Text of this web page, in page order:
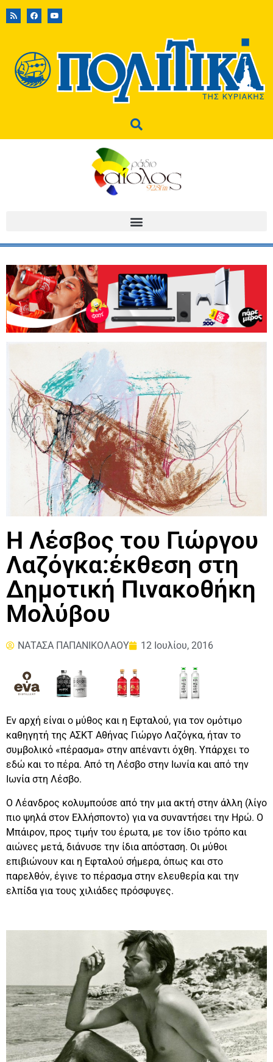
Η Λέσβος του Γιώργου
Λαζόγκα:έκθεση στη
Δημοτική Πινακοθήκη
Μολύβου
ΝΑΤΑΣΑ ΠΑΠΑΝΙΚΟΛΑΟΥ 12 Ιουλίου, 2016
Εν αρχή είναι ο μύθος και η Εφταλού, για τον ομότιμο
καθηγητή της ΑΣΚΤ Αθήνας Γιώργο Λαζόγκα, ήταν το
συμβολικό «πέρασμα» στην απέναντι όχθη. Υπάρχει το
εδώ και το πέρα. Από τη Λέσβο στην Ιωνία και από την
Ιωνία στη Λέσβο.
Ο Λέανδρος κολυμπούσε από την μια ακτή στην άλλη (λίγο
πιο ψηλά στον Ελλήσποντο) για να συναντήσει την Ηρώ. Ο
Μπάιρον, προς τιμήν του έρωτα, με τον ίδιο τρόπο και
αιώνες μετά, διάνυσε την ίδια απόσταση. Οι μύθοι
επιβιώνουν και η Εφταλού σήμερα, όπως και στο
παρελθόν, έγινε το πέρασμα στην ελευθερία και την
ελπίδα για τους χιλιάδες πρόσφυγες.